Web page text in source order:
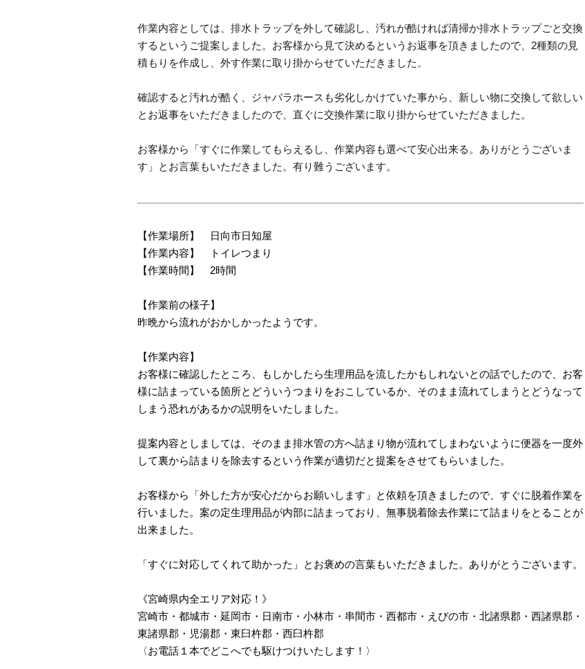
作業内容としては、排水トラップを外して確認し、汚れが酷ければ清掃か排水トラップごと交換
するというご提案しました。お客様から見て決めるというお返事を頂きましたので、2種類の見
積もりを作成し、外す作業に取り掛からせていただきました。
確認すると汚れが酷く、ジャバラホースも劣化しかけていた事から、新しい物に交換して欲しい
とお返事をいただきましたので、直ぐに交換作業に取り掛からせていただきました。
お客様から「すぐに作業してもらえるし、作業内容も選べて安心出来る。ありがとうございま
す」とお言葉もいただきました。有り難うございます。
【作業場所】 日向市日知屋
【作業内容】 トイレつまり
【作業時間】 2時間
【作業前の様子】
昨晩から流れがおかしかったようです。
【作業内容】
お客様に確認したところ、もしかしたら生理用品を流したかもしれないとの話でしたので、お客
様に詰まっている箇所とどういうつまりをおこしているか、そのまま流れてしまうとどうなって
しまう恐れがあるかの説明をいたしました。
提案内容としましては、そのまま排水管の方へ詰まり物が流れてしまわないように便器を一度外
して裏から詰まりを除去するという作業が適切だと提案をさせてもらいました。
お客様から「外した方が安心だからお願いします」と依頼を頂きましたので、すぐに脱着作業を
行いました。案の定生理用品が内部に詰まっており、無事脱着除去作業にて詰まりをとることが
出来ました。
「すぐに対応してくれて助かった」とお褒めの言葉もいただきました。ありがとうございます。
《宮崎県内全エリア対応！》
宮崎市・都城市・延岡市・日南市・小林市・串間市・西都市・えびの市・北諸県郡・西諸県郡・
東諸県郡・児湯郡・東臼杵郡・西臼杵郡
〈お電話１本でどこへでも駆けつけいたします！〉